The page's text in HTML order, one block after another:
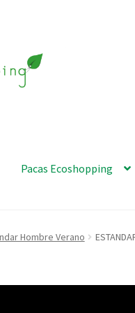
Pacas Ecoshopping
Hombre Verano